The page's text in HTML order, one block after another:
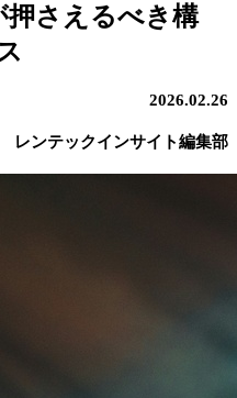
さえるべき構
2026.02.26
レンテックインサイト編集部